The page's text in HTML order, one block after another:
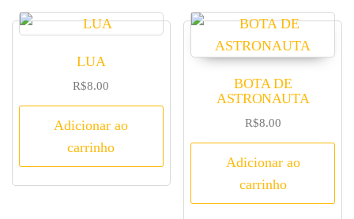
LUA
R$8.00
Adicionar ao
carrinho
BOTA DE
ASTRONAUTA
R$8.00
Adicionar ao
carrinho